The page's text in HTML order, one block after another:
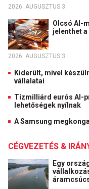
2026. AUGUSZTUS 3.
Olcsó AI-
jelenthet
2026. AUGUSZTUS 3.
Kiderült, mivel
vállalatai
Tízmilliárd eurós AI-
lehetőségek nyílnak
A Samsung
CÉGVEZETÉS &
Egy